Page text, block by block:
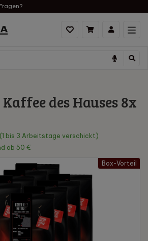
Fragen?
des Hauses 8x
Box-Vorteil
bis 3 Arbeitstage verschickt)
ab 50 €